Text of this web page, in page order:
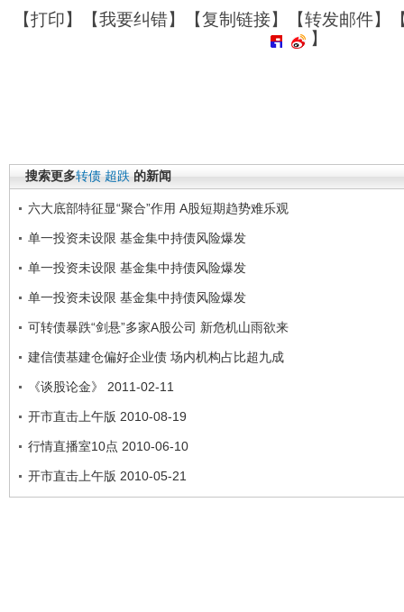
【打印】【我要纠错】【复制链接】【转发邮件】
】
搜索更多转债 超跌 的新闻
六大底部特征显“聚合”作用 A股短期趋势难乐观
单一投资未设限 基金集中持债风险爆发
单一投资未设限 基金集中持债风险爆发
单一投资未设限 基金集中持债风险爆发
可转债暴跌“剑悬”多家A股公司 新危机山雨欲来
建信债基建仓偏好企业债 场内机构占比超九成
《谈股论金》 2011-02-11
开市直击上午版 2010-08-19
行情直播室10点 2010-06-10
开市直击上午版 2010-05-21